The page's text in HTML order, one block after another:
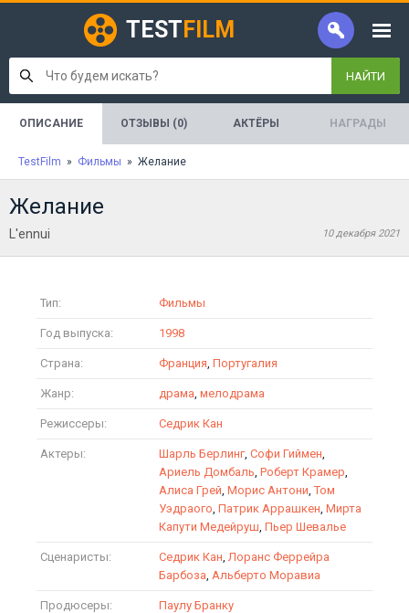
TEST FILM
НАЙТИ
ОПИСАНИЕ ОТЗЫВЫ (0) АКТЁРЫ НАГРАДЫ
TestFilm » Фильмы » Желание
Желание
L'ennui 10 декабря 2021
Тип: Фильмы
Год выпуска: 1998
Страна: Франция, Португалия
Жанр: драма, мелодрама
Режиссеры: Седрик Кан
Актеры: Шарль Берлинг, Софи Гиймен,
Ариель Домбаль, Роберт Крамер,
Алиса Грей, Морис Антони,Том
Уэдраого, Патрик Аррашкен, Мирта
Капути Медейруш, Пьер Шевалье
Сценаристы: Седрик Кан, Лоранс Феррейра
Барбоза, Альберто Моравиа
Продюсеры: Паулу Бранку